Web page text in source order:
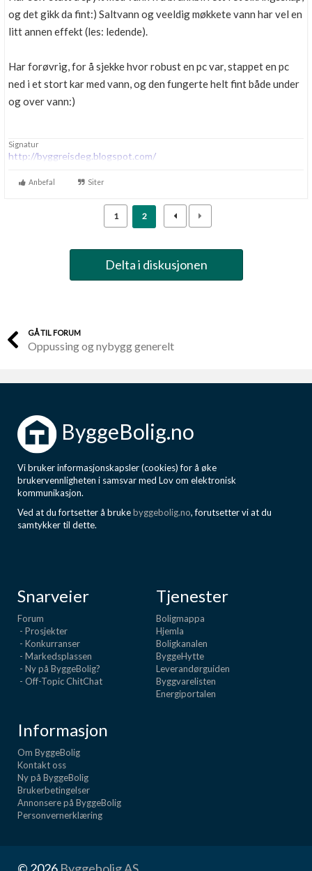
og det gikk da fint:) Saltvann og veeldig møkkete vann har vel en
litt annen effekt (les: ledende).
Har forøvrig, for å sjekke hvor robust en pc var, stappet en pc
ned i et stort kar med vann, og den fungerte helt fint både under
og over vann:)
Signatur
http://byggreisdeg.blogspot.com/
Anbefal Siter
1 2
Delta i diskusjonen
GÅ TIL FORUM
Oppussing og nybygg generelt
ByggeBolig.no
Vi bruker informasjonskapsler (cookies) for å øke
brukervennligheten i samsvar med Lov om elektronisk
kommunikasjon.
Ved at du fortsetter å brukebyggebolig.no, forutsetter vi at du
samtykker til dette.
Snarveier
Forum
- Prosjekter
- Konkurranser
- Markedsplassen
- Ny på ByggeBolig?
- Off-Topic ChitChat
Tjenester
Boligmappa
Hjemla
Boligkanalen
ByggeHytte
Leverandørguiden
Byggvarelisten
Energiportalen
Informasjon
Om ByggeBolig
Kontakt oss
Ny på ByggeBolig
Brukerbetingelser
Annonsere på ByggeBolig
Personvernerklæring